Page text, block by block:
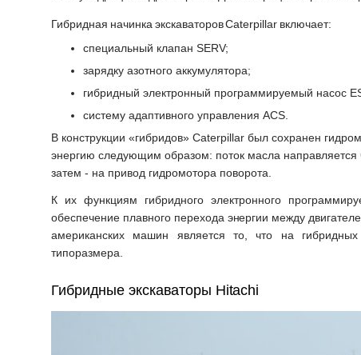
Гибридная начинка экскаваторов Caterpillar включает:
специальный клапан SERV;
зарядку азотного аккумулятора;
гибридный электронный программируемый насос
систему адаптивного управления ACS.
В конструкции «гибридов» Caterpillar был сохранен
энергию следующим образом: поток масла направляется
затем - на привод гидромотора поворота.
К их функциям гибридного электронного
обеспечение плавного перехода энергии между
американских машин является то, что на гибридных
типоразмера.
Гибридные экскаваторы Hitachi